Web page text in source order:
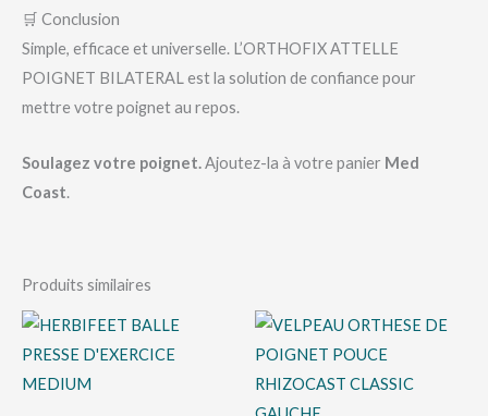
🛒 Conclusion
Simple, efficace et universelle. L’ORTHOFIX ATTELLE
POIGNET BILATERAL est la solution de confiance pour
mettre votre poignet au repos.
Soulagez votre poignet.Ajoutez-la à votre panier Med
Coast.
Produits similaires